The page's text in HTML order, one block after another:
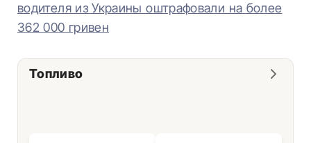
водителя из Украины оштрафовали на более
362 000 гривен
Топливо